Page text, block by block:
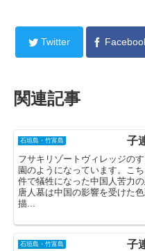
Twitter
関連記事
石垣島・竹富島 子
フサキリゾートヴィレッジの
園のようになっています。こ
件で犠牲になった中国人苦力
唐人墓は中国の影響を受けた
描...
石垣島・竹富島
子